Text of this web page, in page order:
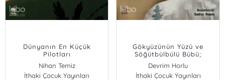
Dünyanın En Küçük
Pilotları
Nihan Temiz
İthaki Çocuk Yayınları
Gökyüzünün Yüzü ve
Söğütbülbülü Bübü;
Değerler Eğitimi Serisi 1.
Kitap
Devrim Horlu
İthaki Çocuk Yayınları